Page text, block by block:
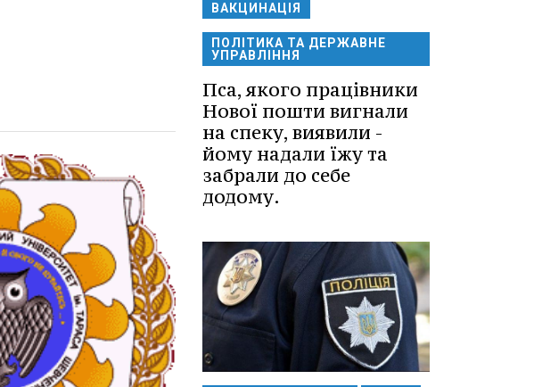
ВАКЦИНАЦІЯ
ПОЛІТИКА ТА ДЕРЖАВНЕ
УПРАВЛІННЯ
Пса, якого працівники
Нової пошти вигнали
на спеку, виявили -
йому надали їжу та
забрали до себе
додому.